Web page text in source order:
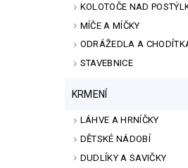
KOLOTOČE NAD
MÍČE A MÍČKY
ODRÁŽEDLA A
STAVEBNICE
KRMENÍ
LÁHVE A HRNÍČKY
DĚTSKÉ NÁDOBÍ
DUDLÍKY A SAVIČKY